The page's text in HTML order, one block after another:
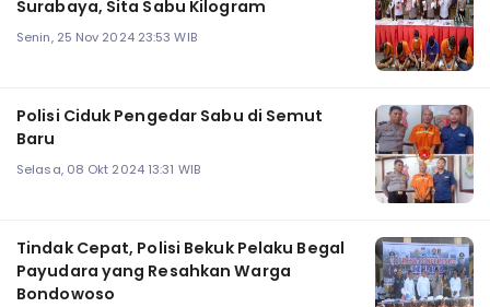
Surabaya, Sita Sabu Kilogram
Senin, 25 Nov 2024 23:53 WIB
Polisi Ciduk Pengedar Sabu di Semut
Baru
Selasa, 08 Okt 2024 13:31 WIB
Tindak Cepat, Polisi Bekuk Pelaku Begal
Payudara yang Resahkan Warga
Bondowoso